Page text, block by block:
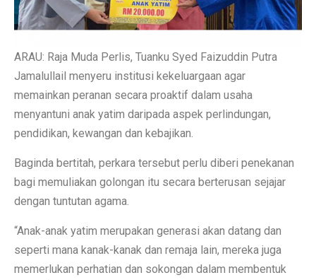
ARAU: Raja Muda Perlis, Tuanku Syed Faizuddin Putra
Jamalullail menyeru institusi kekeluargaan agar
memainkan peranan secara proaktif dalam usaha
menyantuni anak yatim daripada aspek perlindungan,
pendidikan, kewangan dan kebajikan.
Baginda bertitah, perkara tersebut perlu diberi penekanan
bagi memuliakan golongan itu secara berterusan sejajar
dengan tuntutan agama.
“Anak-anak yatim merupakan generasi akan datang dan
seperti mana kanak-kanak dan remaja lain, mereka juga
memerlukan perhatian dan sokongan dalam membentuk